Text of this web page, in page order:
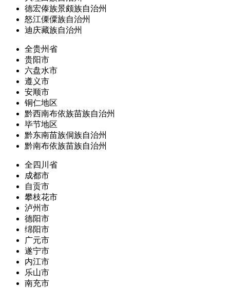
德宏傣族景颇族自治州
怒江傈僳族自治州
迪庆藏族自治州
全贵州省
贵阳市
六盘水市
遵义市
安顺市
铜仁地区
黔西南布依族苗族自治州
毕节地区
黔东南苗族侗族自治州
黔南布依族苗族自治州
全四川省
成都市
自贡市
攀枝花市
泸州市
德阳市
绵阳市
广元市
遂宁市
内江市
乐山市
南充市